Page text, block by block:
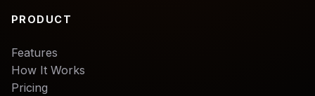
PRODUCT
Features
How It Works
Pricing